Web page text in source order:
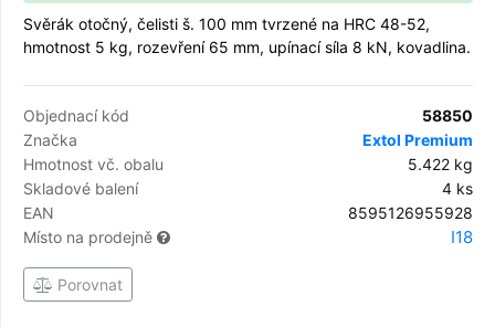
Svěrák otočný, čelisti š. 100 mm tvrzené na HRC 48-52,
hmotnost 5 kg, rozevření 65 mm, upínací síla 8 kN, kovadlina.
Objednací kód
58850
Značka
Extol Premium
Hmotnost vč. obalu
5.422 kg
Skladové balení
4 ks
EAN
8595126955928
Místo na prodejně
I18
Porovnat